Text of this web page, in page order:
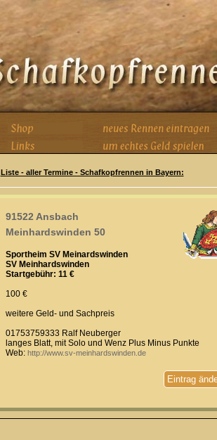
Liste - aller Termine - Schafkopfrennen in Bayern:
91522 Ansbach
Meinhardswinden 50
Sportheim SV Meinardswinden
SV Meinhardswinden
Startgebühr: 11 €
100 €
weitere Geld- und Sachpreis
01753759333 Ralf Neuberger
langes Blatt, mit Solo und Wenz Plus Minus Punkte
Web: http://www.sv-meinhardswinden.de
Eintrag